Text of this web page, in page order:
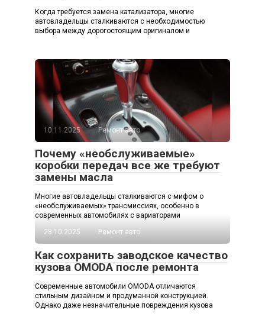
Когда требуется замена катализатора, многие
автовладельцы сталкиваются с необходимостью
выбора между дорогостоящим оригиналом и
10.11.2025 Ремонт авто
Почему «необслуживаемые»
коробки передач все же требуют
замены масла
Многие автовладельцы сталкиваются с мифом о
«необслуживаемых» трансмиссиях, особенно в
современных автомобилях с вариаторами
28.10.2025
Ремонт авто
Как сохранить заводское качество
кузова OMODA после ремонта
Современные автомобили OMODA отличаются
стильным дизайном и продуманной конструкцией.
Однако даже незначительные повреждения кузова